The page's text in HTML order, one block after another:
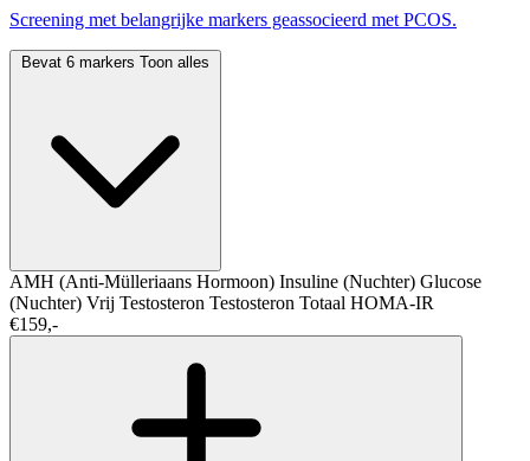
Screening met belangrijke markers geassocieerd met PCOS.
Bevat 6 markers Toon alles
AMH (Anti-Mülleriaans Hormoon) Insuline (Nuchter) Glucose
(Nuchter) Vrij Testosteron Testosteron Totaal HOMA-IR
€159,-